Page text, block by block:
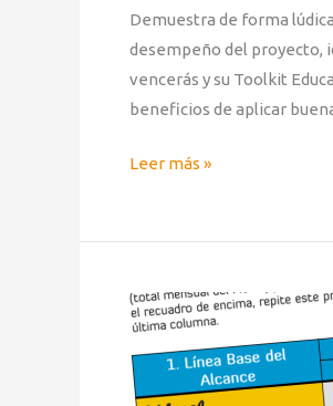
Demuestra de forma
desempeño del proyecto,
vencerás y su Toolkit
beneficios de aplicar
Leer más »
Aprendizaje
Lúdico
con
BreakingDown®: